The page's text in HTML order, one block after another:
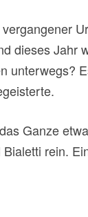
dieses Jahr
unterwegs?
Ganze
Bialetti rein.